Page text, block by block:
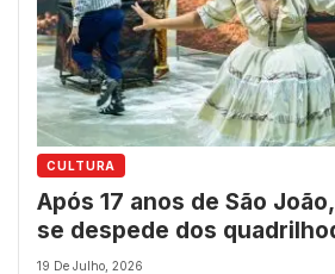
CULTURA
Após 17 anos de São
se despede dos
encerra trajetória histórica
19 De Julho, 2026